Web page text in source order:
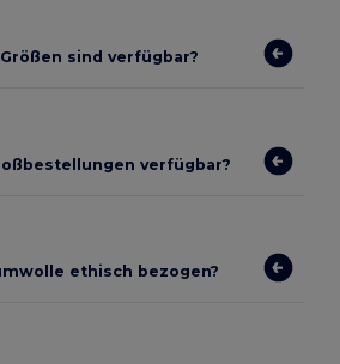
sind verfügbar?
verfügbar?
ethisch bezogen?